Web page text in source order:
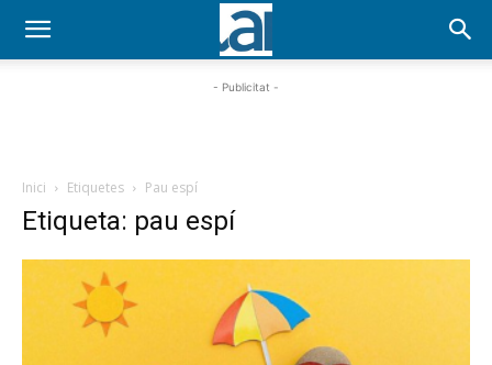
- Publicitat -
Inici Etiquetes Pau espí
Etiqueta: pau espí